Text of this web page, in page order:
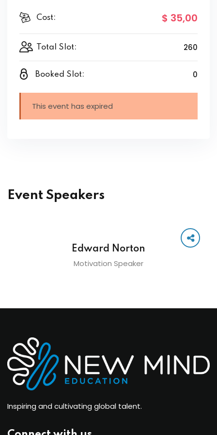
Cost: $ 35,00
Total Slot: 260
Booked Slot: 0
This event has expired
Event Speakers
Edward Norton
Motivation Speaker
Inspiring and cultivating global talent.